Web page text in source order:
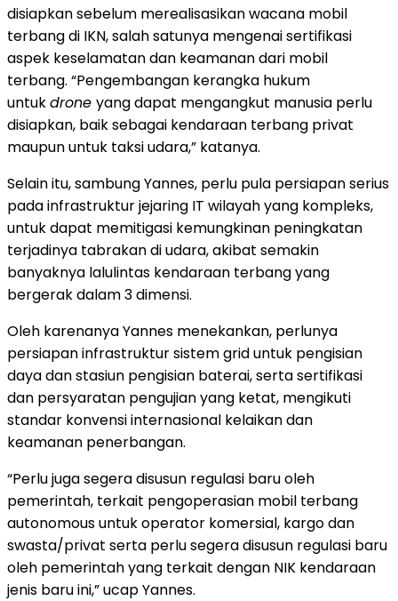
disiapkan sebelum merealisasikan wacana mobil
terbang di IKN, salah satunya mengenai sertifikasi
aspek keselamatan dan keamanan dari mobil
terbang. “Pengembangan kerangka hukum
untukdrone yang dapat mengangkut manusia perlu
disiapkan, baik sebagai kendaraan terbang privat
maupun untuk taksi udara,” katanya.
Selain itu, sambung Yannes, perlu pula persiapan serius
pada infrastruktur jejaring IT wilayah yang kompleks,
untuk dapat memitigasi kemungkinan peningkatan
terjadinya tabrakan di udara, akibat semakin
banyaknya lalulintas kendaraan terbang yang
bergerak dalam 3 dimensi.
Oleh karenanya Yannes menekankan, perlunya
persiapan infrastruktur sistem grid untuk pengisian
daya dan stasiun pengisian baterai, serta sertifikasi
dan persyaratan pengujian yang ketat, mengikuti
standar konvensi internasional kelaikan dan
keamanan penerbangan.
“Perlu juga segera disusun regulasi baru oleh
pemerintah, terkait pengoperasian mobil terbang
autonomous untuk operator komersial, kargo dan
swasta/privat serta perlu segera disusun regulasi baru
oleh pemerintah yang terkait dengan NIK kendaraan
jenis baru ini,” ucap Yannes.